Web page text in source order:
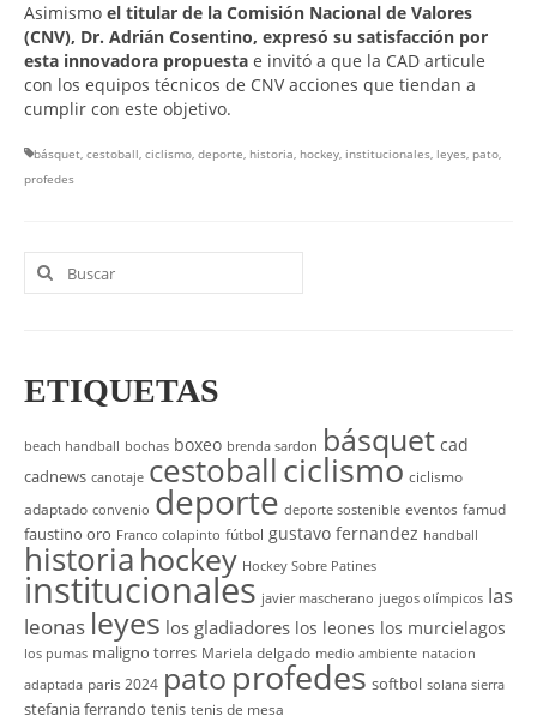
Asimismo el titular de la Comisión Nacional de Valores
(CNV), Dr. Adrián Cosentino, expresó su satisfacción por
esta innovadora propuesta e invitó a que la CAD articule
con los equipos técnicos de CNV acciones que tiendan a
cumplir con este objetivo.
básquet, cestoball, ciclismo, deporte, historia, hockey, institucionales, leyes, pato,
profedes
Buscar
por:
ETIQUETAS
beach handball bochas boxeo brenda sardon básquet cad
cadnews canotaje cestoballciclismo ciclismo
adaptado convenio deporte deporte sostenible eventos famud
faustino oro Franco colapinto fútbol gustavo fernandez handball
historia hockey Hockey Sobre Patines
institucionales javier mascherano juegos olímpicos las
leonas leyes los gladiadores los leones los murcielagos
los pumas maligno torres Mariela delgado medio ambiente natacion
adaptada paris 2024 pato profedes softbol solana sierra
stefania ferrando tenis tenis de mesa